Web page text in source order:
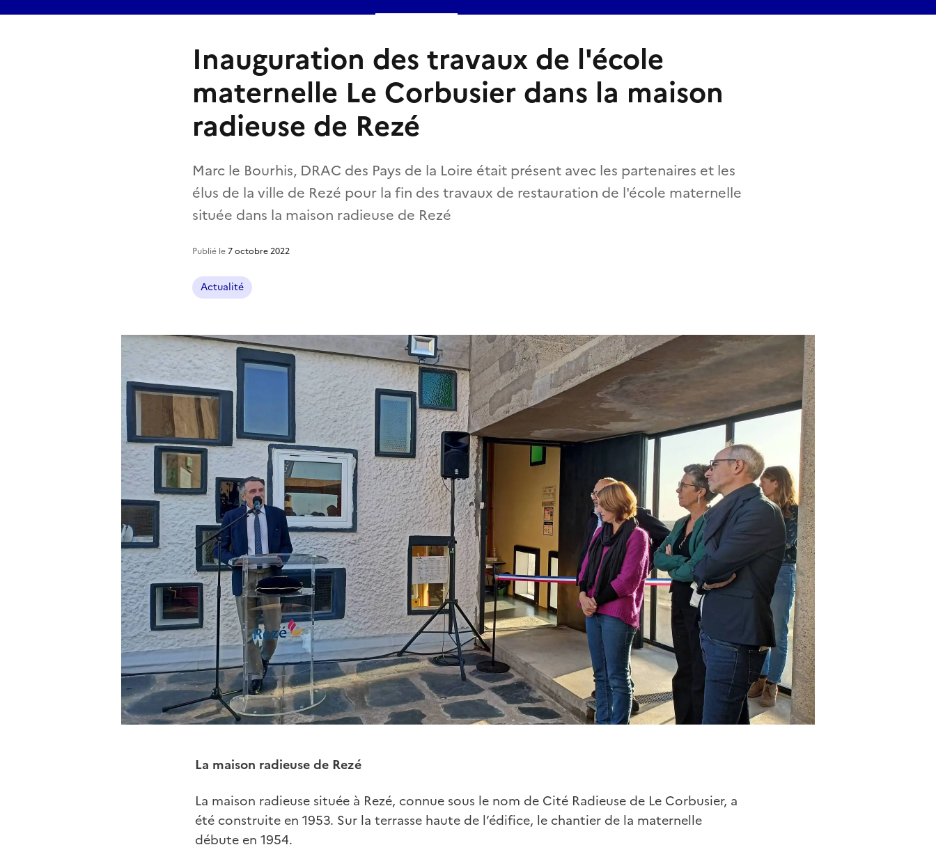
Inauguration des travaux de l'école
maternelle Le Corbusier dans la maison
radieuse de Rezé
Marc le Bourhis, DRAC des Pays de la Loire était présent avec les partenaires et les
élus de la ville de Rezé pour la fin des travaux de restauration de l'école maternelle
située dans la maison radieuse de Rezé
Publié le7 octobre 2022
Actualité
La maison radieuse de Rezé
La maison radieuse située à Rezé, connue sous le nom de Cité Radieuse de Le Corbusier, a
été construite en 1953. Sur la terrasse haute de l’édifice, le chantier de la maternelle
débute en 1954.